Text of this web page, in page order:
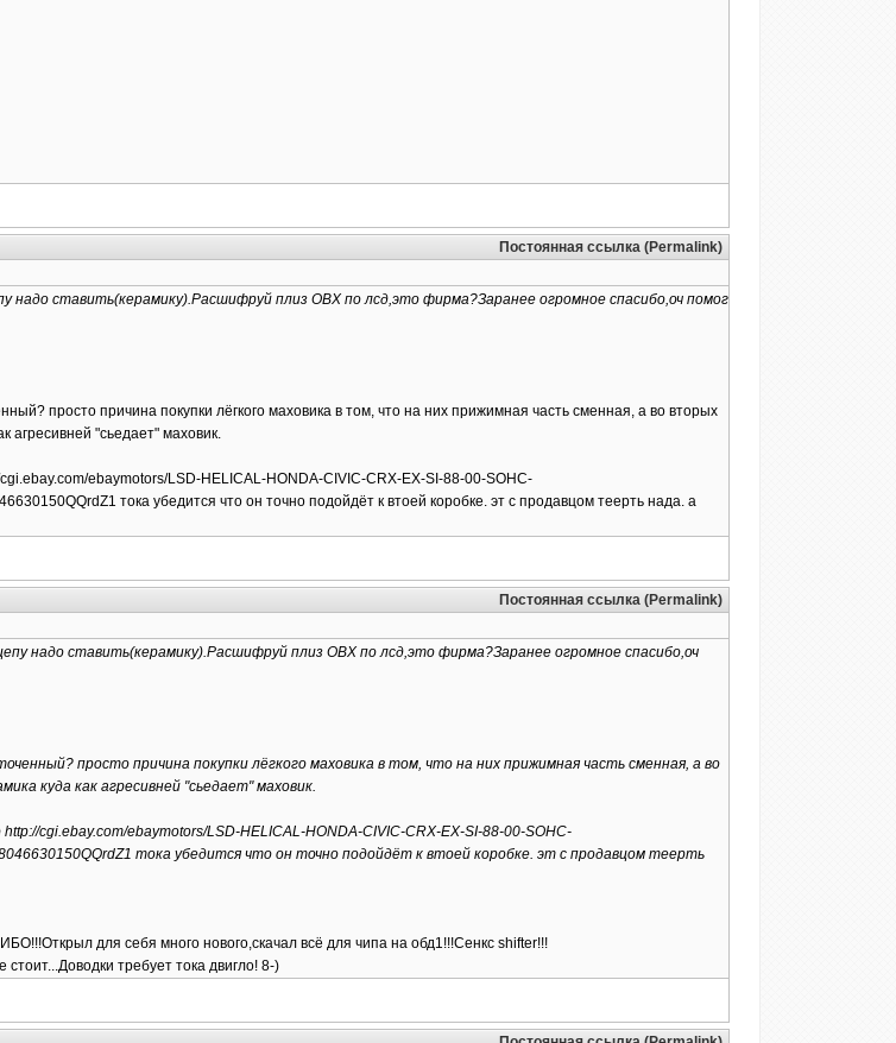
Постоянная ссылка (Permalink)
надо ставить(керамику).Расшифруй плиз ОВХ по лсд,это фирма?Заранее огромное спасибо,оч помог
просто причина покупки лёгкого маховика в том, что на них прижимная часть сменная, а во вторых
агресивней "сьедает" маховик.
ebaymotors/LSD-HELICAL-HONDA-CIVIC-CRX-EX-SI-88-00-SOHC-
тока убедится что он точно подойдёт к втоей коробке. эт с продавцом теерть нада. а
Постоянная ссылка (Permalink)
надо ставить(керамику).Расшифруй плиз ОВХ по лсд,это фирма?Заранее огромное спасибо,оч
просто причина покупки лёгкого маховика в том, что на них прижимная часть сменная, а во
куда как агресивней "сьедает" маховик.
cgi.ebay.com/ebaymotors/LSD-HELICAL-HONDA-CIVIC-CRX-EX-SI-88-00-SOHC-
тока убедится что он точно подойдёт к втоей коробке. эт с продавцом теерть
для себя много нового,скачал всё для чипа на обд1!!!Сенкс shifter!!!
требует тока двигло! 8-)